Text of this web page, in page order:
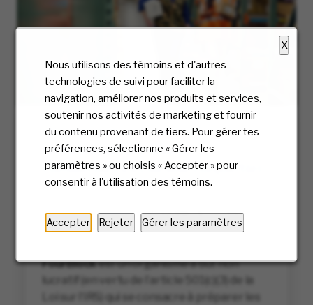
X
Nous utilisons des témoins et d'autres
technologies de suivi pour faciliter la
navigation, améliorer nos produits et services,
soutenir nos activités de marketing et fournir
du contenu provenant de tiers. Pour gérer tes
préférences, sélectionne « Gérer les
paramètres » ou choisis « Accepter » pour
consentir à l'utilisation des témoins.
Accepter Rejeter Gérer les paramètres
Un engagement envers le
recrutement d’anciens
combattants et de leur conjoint(e)
organismes, tels queFourBlocketOrion
Talent, afin de recruter, d’embaucher et de
FourBlockest un organisme à but non
Loi sur l’IRS) qui se consacre à préparer les